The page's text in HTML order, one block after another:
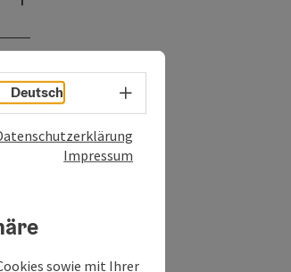
Deutsch Sprachwahl - Menü öffnen
Impressum
sowie mit Ihrer